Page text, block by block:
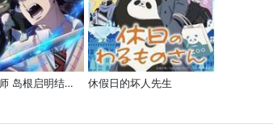
青之驱魔师 岛根启明结社篇 休假日的坏人先生